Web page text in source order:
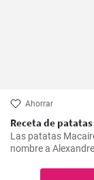
Ahorrar
Receta de
Las patatas
nombre a
y sólo requiere